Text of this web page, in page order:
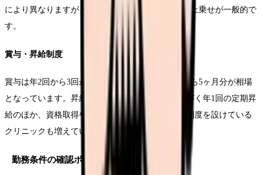
により異なりますが、月額5万円から20万円程度の上乗せが一般的で
す。
賞与・昇給制度
賞与は年2回から3回が一般的で、基本給の3ヶ月から5ヶ月分が相場
となっています。昇給については、実績評価に基づく年1回の定期昇
給のほか、資格取得や技術習得に応じた随時昇給制度を設けている
クリニックも増えています。
勤務条件の確認ポイント